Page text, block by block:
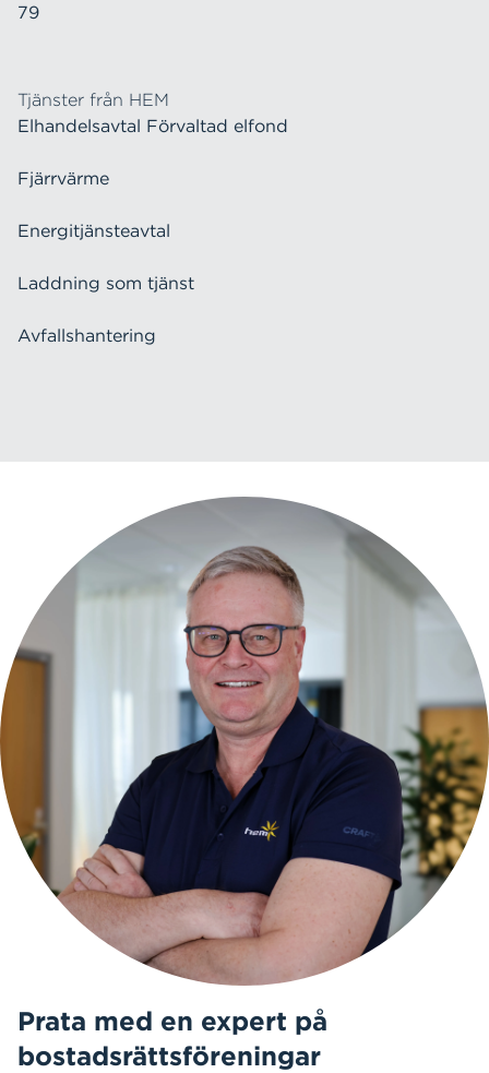
79
Tjänster från HEM
Elhandelsavtal Förvaltad elfond
Fjärrvärme
Energitjänsteavtal
Laddning som tjänst
Avfallshantering
Prata med en expert på
bostadsrättsföreningar